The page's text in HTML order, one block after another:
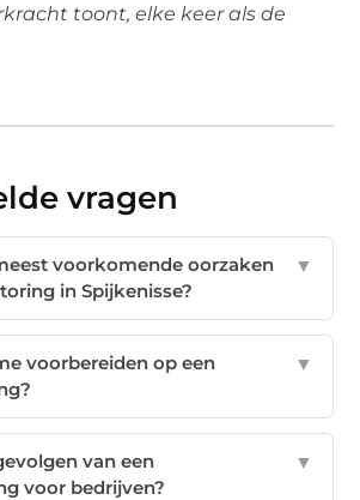
toont, elke keer als de
vragen
voorkomende oorzaken
in Spijkenisse?
▼
voorbereiden op een
▼
van een
voor bedrijven?
▼